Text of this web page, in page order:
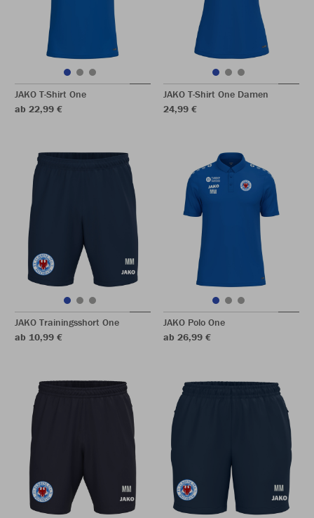
JAKO T-Shirt One
ab 22,99 €
JAKO T-Shirt One Damen
24,99 €
JAKO Trainingsshort One
ab 10,99 €
JAKO Polo One
ab 26,99 €